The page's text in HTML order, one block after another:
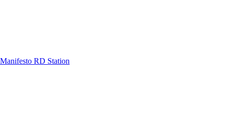
Manifesto RD Station